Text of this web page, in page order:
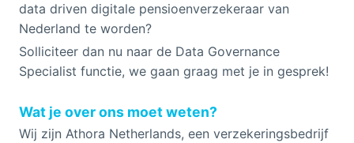
data driven digitale pensioenverzekeraar van
Nederland te worden?
Solliciteer dan nu naar de Data Governance
Specialist functie, we gaan graag met je in gesprek!
Wat je over ons moet weten?
Wij zijn Athora Netherlands, een verzekeringsbedrijf